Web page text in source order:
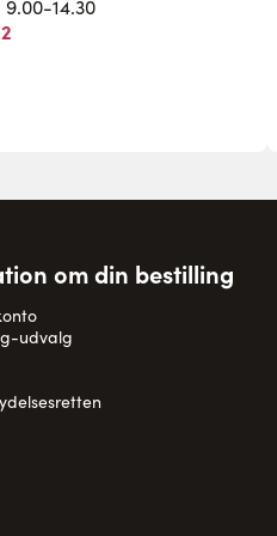
14.30
om din bestilling
udvalg